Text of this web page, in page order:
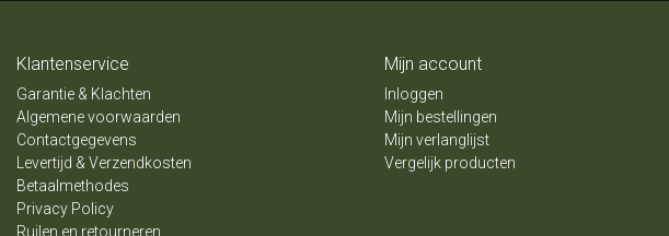
Klantenservice
Garantie & Klachten
Algemene voorwaarden
Contactgegevens
Levertijd & Verzendkosten
Betaalmethodes
Privacy Policy
Ruilen en retourneren
Mijn account
Inloggen
Mijn bestellingen
Mijn verlanglijst
Vergelijk producten